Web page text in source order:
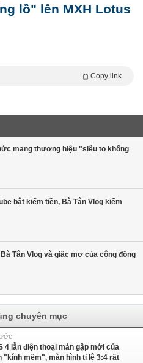
lồ" lên MXH Lotus
Copy link
mang thương hiệu "siêu to khổng
bật kiếm tiền, Bà Tân Vlog kiếm
Tân Vlog và giấc mơ của cộng đồng
chuyên mục
4 lẫn điện thoại màn gập mới của
"kính mềm", màn hình tỉ lệ 3:4 rất